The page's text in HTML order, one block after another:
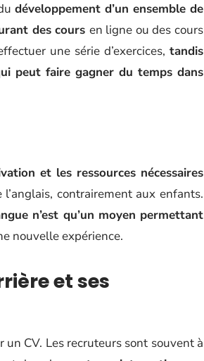
développement d’un ensemble de
des cours en ligne ou des cours
une série d’exercices, tandis
peut faire gagner du temps dans
et les ressources nécessaires
l’anglais, contrairement aux enfants.
n’est qu’un moyen permettant
nouvelle expérience.
et ses
CV. Les recruteurs sont souvent à